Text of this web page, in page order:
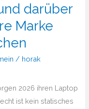
darüber
Marke
/ horak
2026 ihren Laptop
ist kein statisches